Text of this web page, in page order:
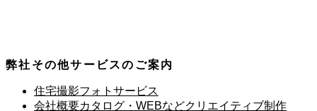
弊社その他サービスのご案内
住宅撮影フォトサービス
会社概要カタログ・WEBなどクリエイティブ制作